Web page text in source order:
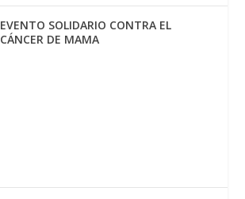
EVENTO SOLIDARIO CONTRA EL
CÁNCER DE MAMA